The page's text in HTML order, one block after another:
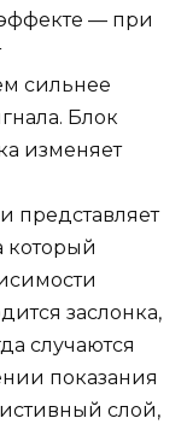
— при
сильнее
Блок
изменяет
представляет
который
заслонка,
случаются
показания
слой,